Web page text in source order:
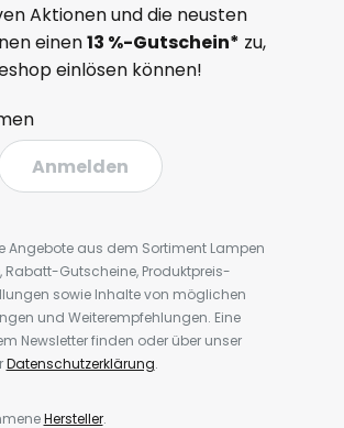
Aktionen und die neusten
einen13 %-Gutschein* zu,
einlösen können!
Anmelden
Angebote aus dem Sortiment Lampen
Rabatt-Gutscheine, Produktpreis-
sowie Inhalte von möglichen
und Weiterempfehlungen. Eine
Newsletter finden oder über unser
Datenschutzerklärung.
Hersteller.